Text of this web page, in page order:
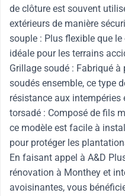
de clôture est souvent
extérieurs de manière
souple : Plus flexible que
idéale pour les terrains
Grillage soudé : Fabriqué
soudés ensemble, ce type
résistance aux intempéries
torsadé : Composé de fils
ce modèle est facile à
pour protéger les
En faisant appel à A&D
rénovation à Monthey et
avoisinantes, vous